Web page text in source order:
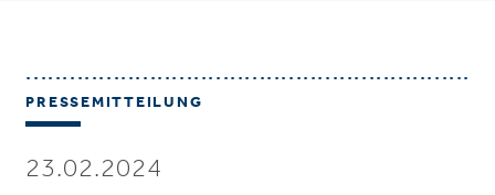
PRESSEMITTEILUNG
23.02.2024